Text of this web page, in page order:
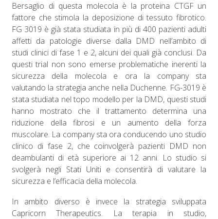
Bersaglio di questa molecola è la proteina CTGF un
fattore che stimola la deposizione di tessuto fibrotico.
FG 3019 è già stata studiata in più di 400 pazienti adulti
affetti da patologie diverse dalla DMD nell’ambito di
studi clinici di fase 1 e 2, alcuni dei quali già conclusi. Da
questi trial non sono emerse problematiche inerenti la
sicurezza della molecola e ora la company sta
valutando la strategia anche nella Duchenne. FG-3019 è
stata studiata nel topo modello per la DMD, questi studi
hanno mostrato che il trattamento determina una
riduzione della fibrosi e un aumento della forza
muscolare. La company sta ora conducendo uno studio
clinico di fase 2, che coinvolgerà pazienti DMD non
deambulanti di età superiore ai 12 anni. Lo studio si
svolgerà negli Stati Uniti e consentirà di valutare la
sicurezza e l’efficacia della molecola.
In ambito diverso è invece la strategia sviluppata
Capricorn Therapeutics. La terapia in studio,